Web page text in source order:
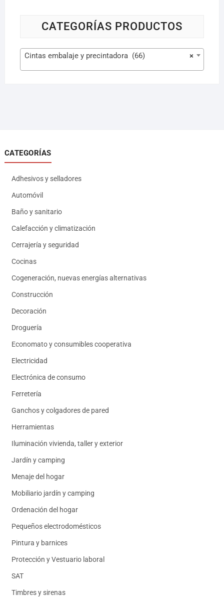
CATEGORÍAS PRODUCTOS
×
Cintas embalaje y precintadora (66)
CATEGORÍAS
Adhesivos y selladores
Automóvil
Baño y sanitario
Calefacción y climatización
Cerrajería y seguridad
Cocinas
Cogeneración, nuevas energías alternativas
Construcción
Decoración
Droguería
Economato y consumibles cooperativa
Electricidad
Electrónica de consumo
Ferretería
Ganchos y colgadores de pared
Herramientas
Iluminación vivienda, taller y exterior
Jardín y camping
Menaje del hogar
Mobiliario jardín y camping
Ordenación del hogar
Pequeños electrodomésticos
Pintura y barnices
Protección y Vestuario laboral
SAT
Timbres y sirenas